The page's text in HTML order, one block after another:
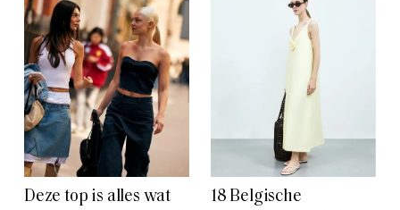
Deze top is alles wat
18 Belgische